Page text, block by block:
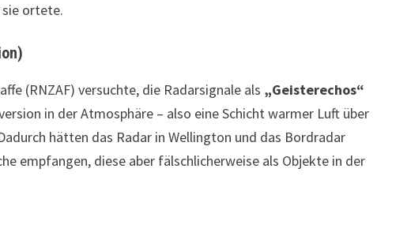
sie ortete.
(RNZAF) versuchte, die Radarsignale als „Geisterechos“
in der Atmosphäre – also eine Schicht warmer Luft über
hätten das Radar in Wellington und das Bordradar
empfangen, diese aber fälschlicherweise als Objekte in der